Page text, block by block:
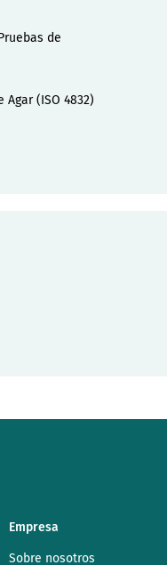
de
(ISO 4832)
Empresa
Sobre nosotros